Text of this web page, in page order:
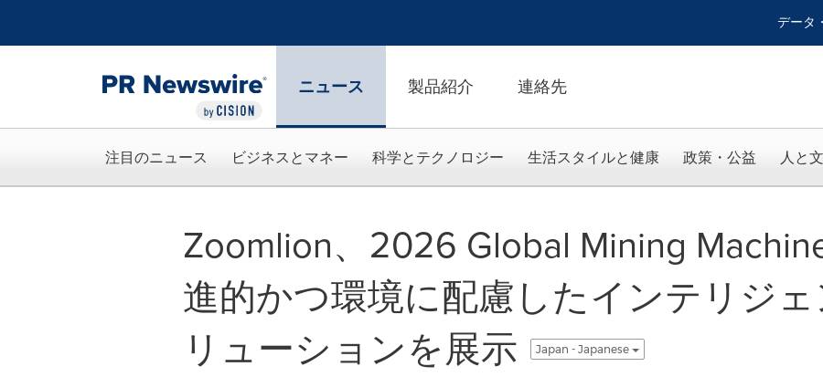
データ
ニュース 製品紹介 連絡先
注目のニュース ビジネスとマネー 科学とテクノロジー 生活スタイルと健康 政策・公益 人と
Zoomlion、2026 Global Mining
進的かつ環境に配慮したインテリジ
リューションを展示
Japan - Japanese